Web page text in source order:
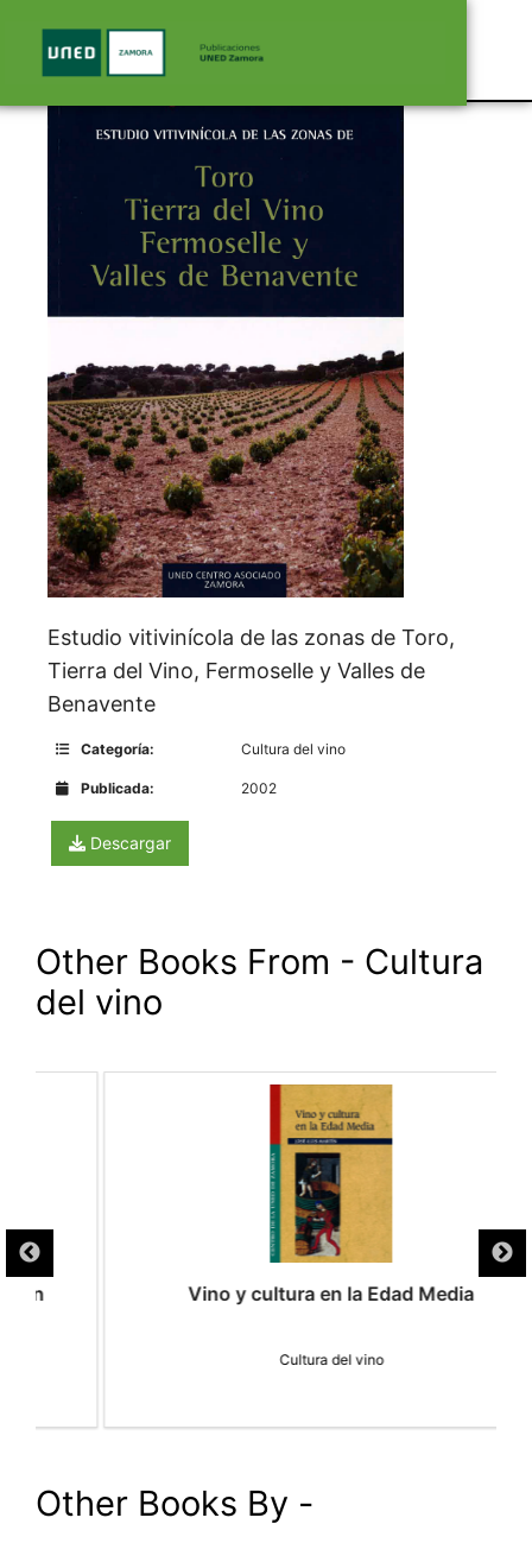
Estudio vitivinícola de las zonas de Toro,
Tierra del Vino, Fermoselle y Valles de
Benavente
Categoría: Cultura del vino
Publicada: 2002
Descargar
Other Books From - Cultura
del vino
Vino y cultura en la Edad Media
Cultura del vino
Other Books By -